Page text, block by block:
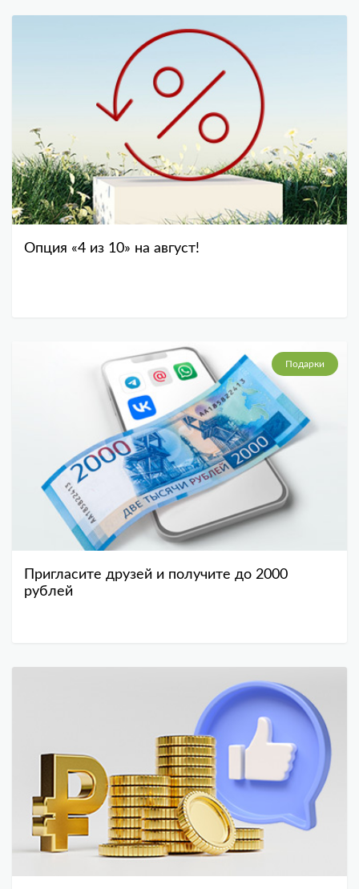
Опция «4 из 10» на август!
Подарки
Пригласите друзей и получите до 2000
рублей